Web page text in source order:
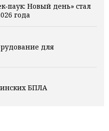
Новый день» стал
года
для
БПЛА